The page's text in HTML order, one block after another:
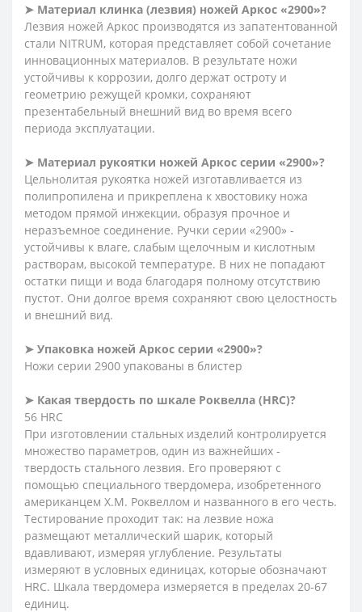
➤ Материал клинка (лезвия) ножей Аркос «2900»?
Лезвия ножей Аркос производятся из запатентованной
стали NITRUM, которая представляет собой сочетание
инновационных материалов. В результате ножи
устойчивы к коррозии, долго держат остроту и
геометрию режущей кромки, сохраняют
презентабельный внешний вид во время всего
периода эксплуатации.
➤ Материал рукоятки ножей Аркос серии «2900»?
Цельнолитая рукоятка ножей изготавливается из
полипропилена и прикреплена к хвостовику ножа
методом прямой инжекции, образуя прочное и
неразъемное соединение. Ручки серии «2900» -
устойчивы к влаге, слабым щелочным и кислотным
растворам, высокой температуре. В них не попадают
остатки пищи и вода благодаря полному отсутствию
пустот. Они долгое время сохраняют свою целостность
и внешний вид.
➤ Упаковка ножей Аркос серии «2900»?
Ножи серии 2900 упакованы в блистер
➤ Какая твердость по шкале Роквелла (HRC)?
56 HRC
При изготовлении стальных изделий контролируется
множество параметров, один из важнейших -
твердость стального лезвия. Его проверяют с
помощью специального твердомера, изобретенного
американцем Х.М. Роквеллом и названного в его честь.
Тестирование проходит так: на лезвие ножа
размещают металлический шарик, который
вдавливают, измеряя углубление. Результаты
измеряют в условных единицах, которые обозначают
HRC. Шкала твердомера измеряется в пределах 20-67
единиц.